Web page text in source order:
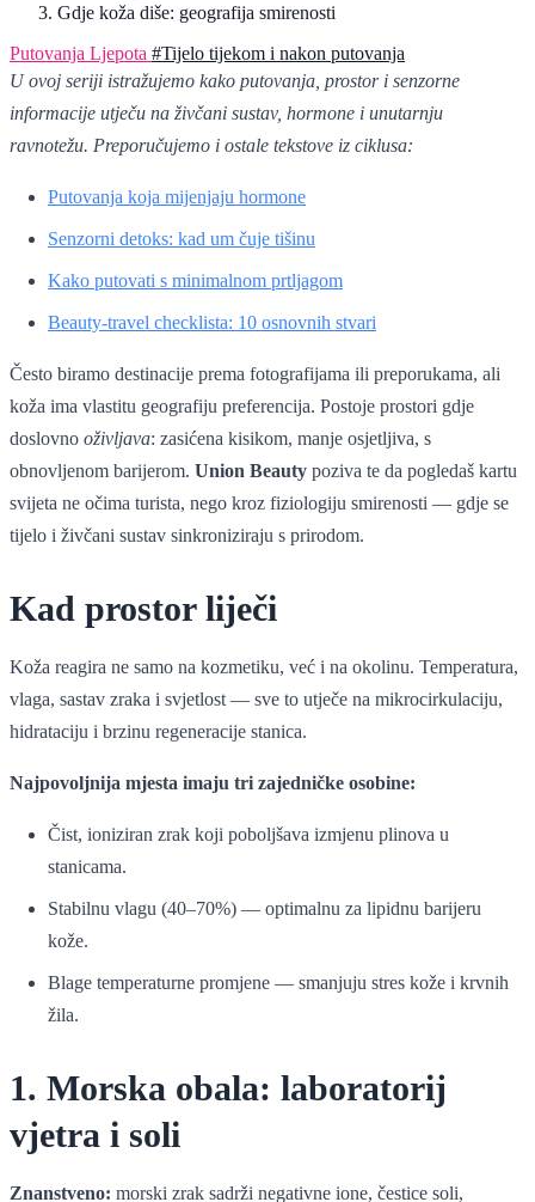
Gdje koža diše: geografija smirenosti
Putovanja Ljepota #Tijelo tijekom i nakon putovanja
U ovoj seriji istražujemo kako putovanja, prostor i senzorne
informacije utječu na živčani sustav, hormone i unutarnju
ravnotežu. Preporučujemo i ostale tekstove iz ciklusa:
Putovanja koja mijenjaju hormone
Senzorni detoks: kad um čuje tišinu
Kako putovati s minimalnom prtljagom
Beauty-travel checklista: 10 osnovnih stvari
Često biramo destinacije prema fotografijama ili preporukama, ali
koža ima vlastitu geografiju preferencija. Postoje prostori gdje
doslovno oživljava: zasićena kisikom, manje osjetljiva, s
obnovljenom barijerom. Union Beauty poziva te da pogledaš kartu
svijeta ne očima turista, nego kroz fiziologiju smirenosti — gdje se
tijelo i živčani sustav sinkroniziraju s prirodom.
Kad prostor liječi
Koža reagira ne samo na kozmetiku, već i na okolinu. Temperatura,
vlaga, sastav zraka i svjetlost — sve to utječe na mikrocirkulaciju,
hidrataciju i brzinu regeneracije stanica.
Najpovoljnija mjesta imaju tri zajedničke osobine:
Čist, ioniziran zrak koji poboljšava izmjenu plinova u
stanicama.
Stabilnu vlagu (40–70%) — optimalnu za lipidnu barijeru
kože.
Blage temperaturne promjene — smanjuju stres kože i krvnih
žila.
1. Morska obala: laboratorij
vjetra i soli
Znanstveno: morski zrak sadrži negativne ione, čestice soli,